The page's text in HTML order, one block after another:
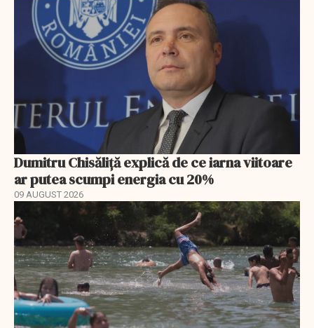
Dumitru Chisăliță explică de ce iarna viitoare
ar putea scumpi energia cu 20%
09 AUGUST 2026